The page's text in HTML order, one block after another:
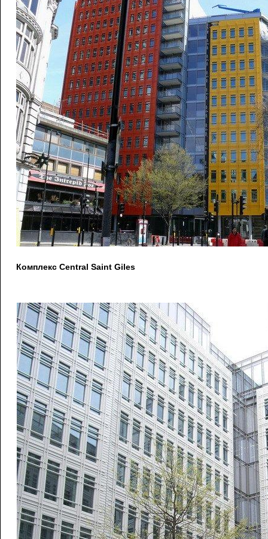
Комплекс Central Saint Giles